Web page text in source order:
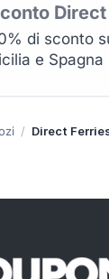
di sconto
e Spagna
Direct